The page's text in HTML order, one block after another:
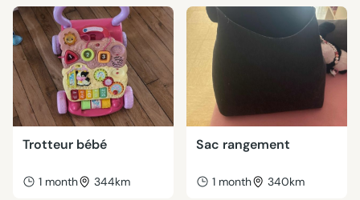
Trotteur bébé
1 month 344km
Sac rangement
1 month 340km